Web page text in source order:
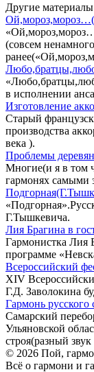
Другие материалы
(совсем
в исполнении
Изготовление
Старый
производства
века ).
Проблемы
Многие(и я в том
гармонях самыми
Г.Тышкевича.
Лия Брагина в
Гармонистка Лия
программе
Всероссийский
XIV
Г.Д. Заволокина
Гармонь русского
Самарский
Ульяновской
строя(разный звук
© 2026 Пой,
Всё о гармони и